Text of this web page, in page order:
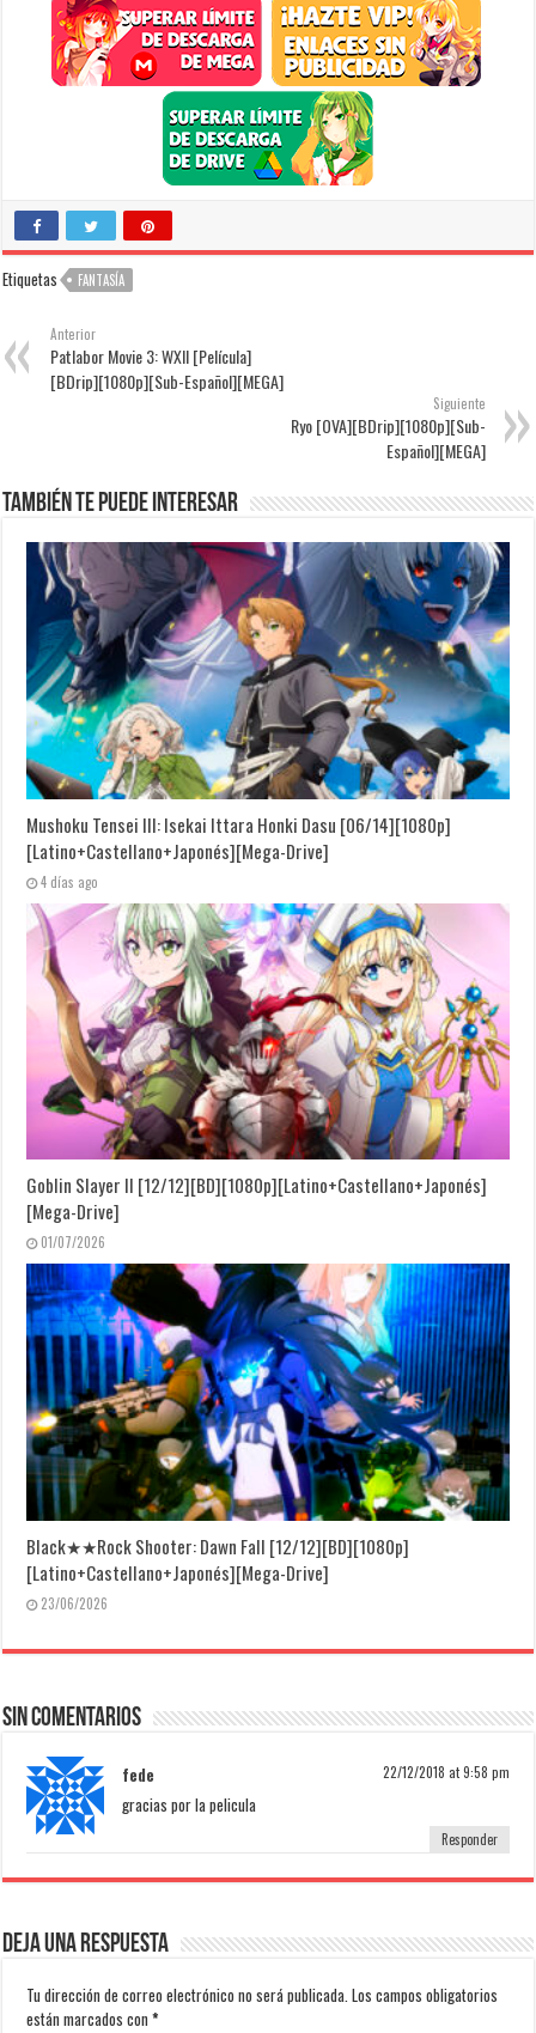
Etiquetas FANTASÍA
Anterior
Patlabor Movie 3: WXII [Película]
[BDrip][1080p][Sub-Español][MEGA]
Siguiente
Ryo [OVA][BDrip][1080p][Sub-
Español][MEGA]
También te puede interesar
Mushoku Tensei III: Isekai Ittara Honki Dasu [06/14][1080p]
[Latino+Castellano+Japonés][Mega-Drive]
4 días ago
Goblin Slayer II [12/12][BD][1080p][Latino+Castellano+Japonés]
[Mega-Drive]
01/07/2026
Black★★Rock Shooter: Dawn Fall [12/12][BD][1080p]
[Latino+Castellano+Japonés][Mega-Drive]
23/06/2026
Sin comentarios
fede 22/12/2018 at 9:58 pm
gracias por la pelicula
Responder
Deja una respuesta
Tu dirección de correo electrónico no será publicada. Los campos obligatorios
están marcados con*